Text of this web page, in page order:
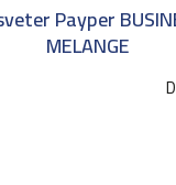
Payper
MELANGE